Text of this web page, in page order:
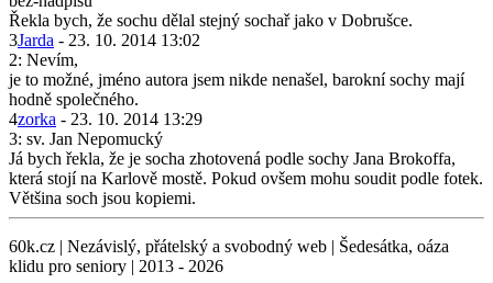
Řekla bych, že sochu dělal stejný sochař jako v Dobrušce.
3Jarda - 23. 10. 2014 13:02
2: Nevím,
je to možné, jméno autora jsem nikde nenašel, barokní sochy mají
hodně společného.
4zorka - 23. 10. 2014 13:29
3: sv. Jan Nepomucký
Já bych řekla, že je socha zhotovená podle sochy Jana Brokoffa,
která stojí na Karlově mostě. Pokud ovšem mohu soudit podle fotek.
Většina soch jsou kopiemi.
60k.cz | Nezávislý, přátelský a svobodný web | Šedesátka, oáza
klidu pro seniory | 2013 - 2026